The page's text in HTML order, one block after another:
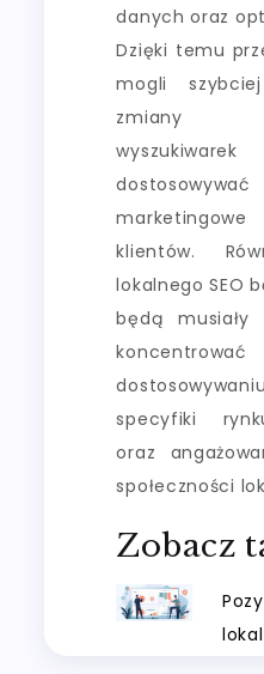
danych oraz
Dzięki temu
mogli
zmiany
klientów.
lokalnego SEO
będą musiały
specyfiki
oraz
społeczności
Zobacz